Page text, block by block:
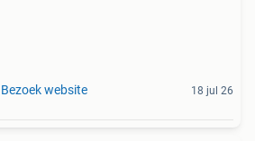
Bezoek website 18 jul 26